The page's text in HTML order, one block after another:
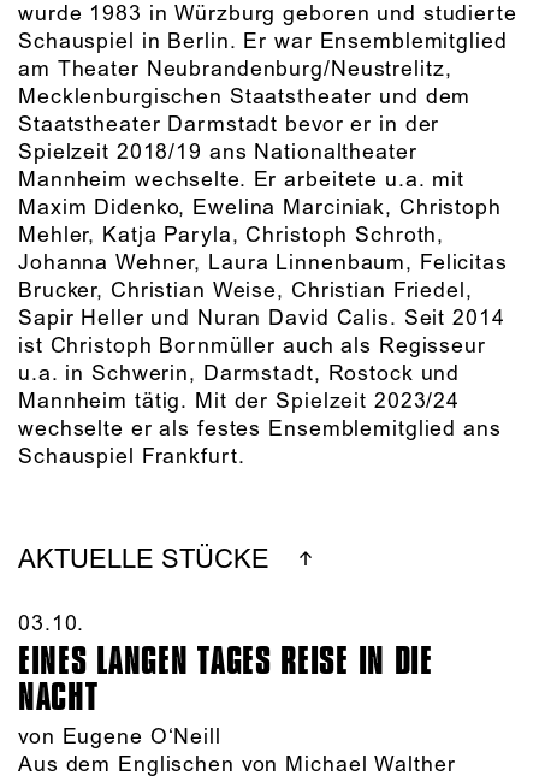
wurde 1983 in Würzburg geboren und studierte
Schauspiel in Berlin. Er war Ensemblemitglied
am Theater Neubrandenburg/Neustrelitz,
Mecklenburgischen Staatstheater und dem
Staatstheater Darmstadt bevor er in der
Spielzeit 2018/19 ans Nationaltheater
Mannheim wechselte. Er arbeitete u.a. mit
Maxim Didenko, Ewelina Marciniak, Christoph
Mehler, Katja Paryla, Christoph Schroth,
Johanna Wehner, Laura Linnenbaum, Felicitas
Brucker, Christian Weise, Christian Friedel,
Sapir Heller und Nuran David Calis. Seit 2014
ist Christoph Bornmüller auch als Regisseur
u.a. in Schwerin, Darmstadt, Rostock und
Mannheim tätig. Mit der Spielzeit 2023/24
wechselte er als festes Ensemblemitglied ans
Schauspiel Frankfurt.
AKTUELLE STÜCKE
03.10.​
EINES LANGEN TAGES REISE IN DIE
NACHT
von Eugene O‘Neill
Aus dem Englischen von Michael Walther